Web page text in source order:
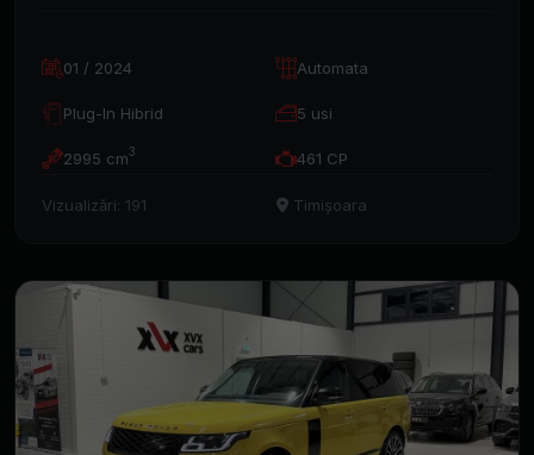
01 / 2024 Automata
Plug-In Hibrid 5 usi
2995 cm3 461 CP
Vizualizări: 191 Timișoara